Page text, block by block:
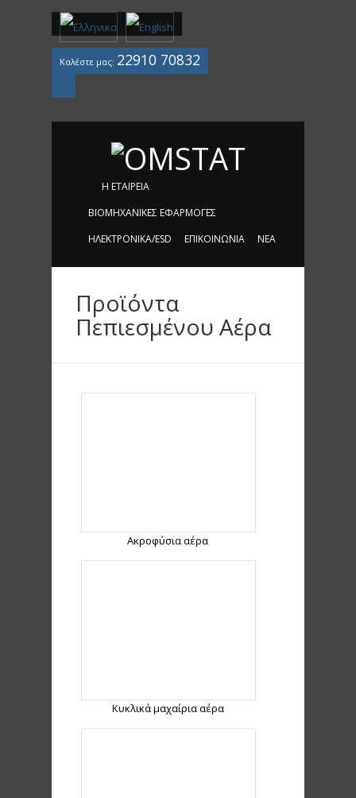
Καλέστε μας: 22910 70832
Η ΕΤΑΙΡΕΊΑ
ΒΙΟΜΗΧΑΝΙΚΈΣ ΕΦΑΡΜΟΓΈΣ
ΗΛΕΚΤΡΟΝΙΚΆ/ESD
ΕΠΙΚΟΙΝΩΝΊΑ ΝΈΑ
Προϊόντα
Πεπιεσμένου Αέρα
Ακροφύσια αέρα
Κυκλικά μαχαίρια αέρα